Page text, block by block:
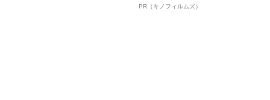
ルインタビュー“観客を魅了した
PR（キノフィルムズ）